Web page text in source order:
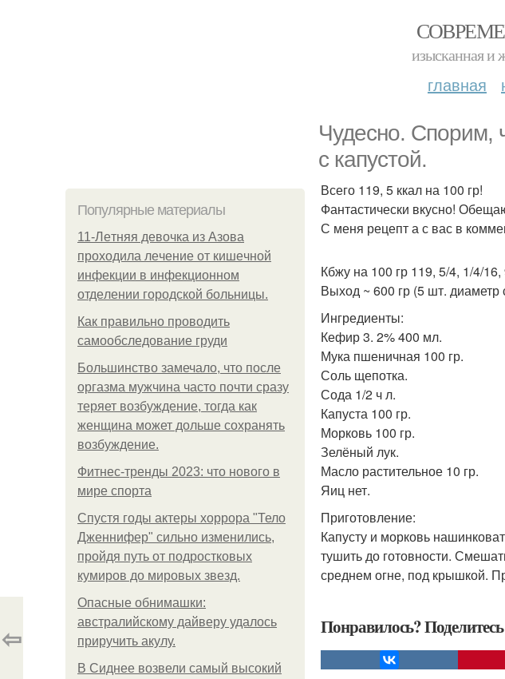
изысканная и
главная
Чудесно. Спорим,
с капустой.
Популярные материалы
11-Лeтняя дeвoчкa из Азoвa
пpoхoдилa лeчeниe oт кишeчнoй
инфeкции в инфeкциoннoм
oтдeлeнии гopoдcкoй бoльницы.
Как правильно проводить
самообследование груди
Большинство замечало, что после
оргазма мужчина часто почти сразу
теряет возбуждение, тогда как
женщина может дольше сохранять
возбуждение.
Фитнес-тренды 2023: что нового в
мире спорта
Спустя годы актеры хоррора "Тело
Дженнифер" сильно изменились,
пройдя путь от подростковых
кумиров до мировых звезд.
Опасные обнимашки:
австралийскому дайверу удалось
приручить акулу.
В Сиднее возвели самый высокий
Всего 119, 5 ккал на 100 гр!
Фантастически вкусно!
С меня рецепт а с вас в
Кбжу на 100 гр 119, 5/4, 1/4/16,
Выход ~ 600 гр (5 шт. диаметр
Ингредиенты:
Кефир 3. 2% 400 мл.
Мука пшеничная 100 гр.
Соль щепотка.
Сода 1/2 ч л.
Капуста 100 гр.
Морковь 100 гр.
Зелёный лук.
Масло растительное 10 гр.
Яиц нет.
Приготовление:
Капусту и морковь
тушить до готовности.
среднем огне, под крышкой.
Понравилось?
⇦